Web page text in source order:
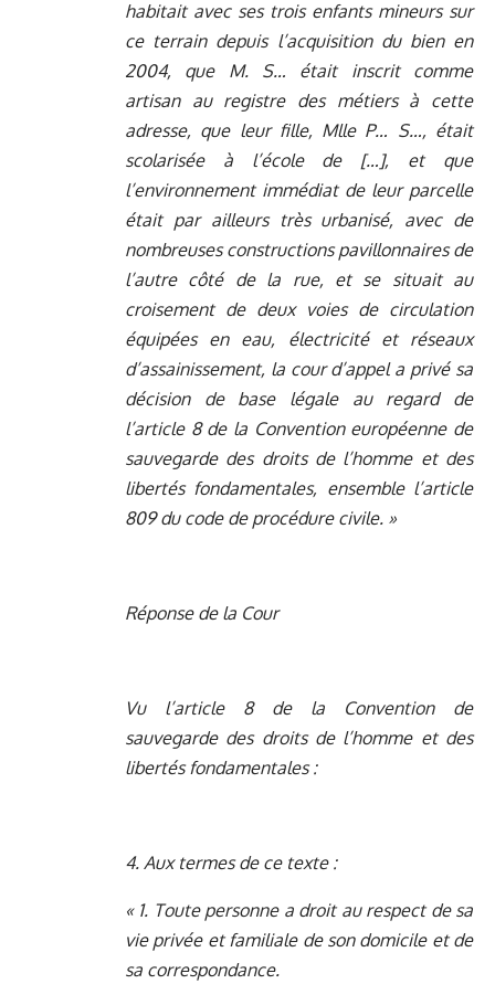
habitait avec ses trois enfants mineurs sur
ce terrain depuis l’acquisition du bien en
2004, que M. S… était inscrit comme
artisan au registre des métiers à cette
adresse, que leur fille, Mlle P… S…, était
scolarisée à l’école de […], et que
l’environnement immédiat de leur parcelle
était par ailleurs très urbanisé, avec de
nombreuses constructions pavillonnaires de
l’autre côté de la rue, et se situait au
croisement de deux voies de circulation
équipées en eau, électricité et réseaux
d’assainissement, la cour d’appel a privé sa
décision de base légale au regard de
l’article 8 de la Convention européenne de
sauvegarde des droits de l’homme et des
libertés fondamentales, ensemble l’article
809 du code de procédure civile. »
Réponse de la Cour
Vu l’article 8 de la Convention de
sauvegarde des droits de l’homme et des
libertés fondamentales :
4. Aux termes de ce texte :
« 1. Toute personne a droit au respect de sa
vie privée et familiale de son domicile et de
sa correspondance.